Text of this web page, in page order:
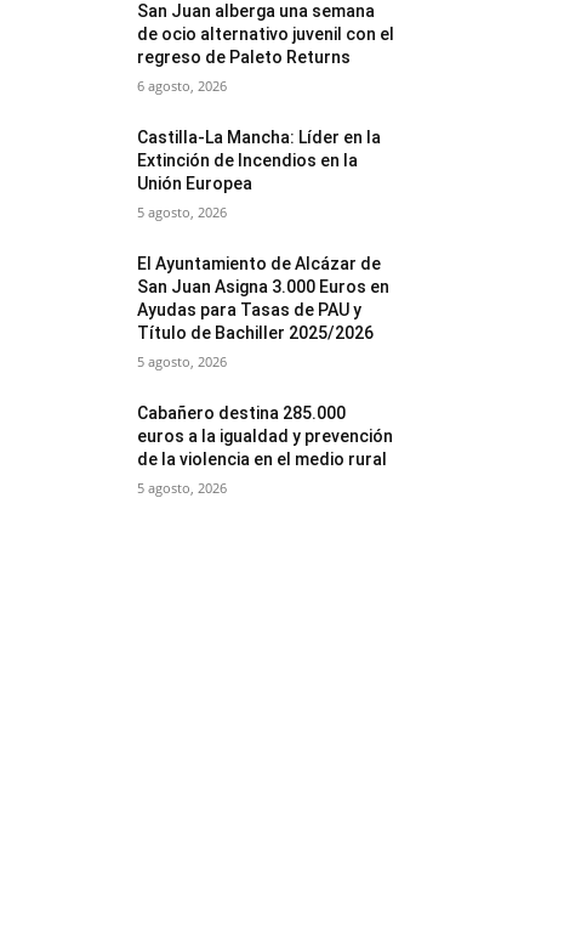
San Juan alberga una semana
de ocio alternativo juvenil con el
regreso de Paleto Returns
6 agosto, 2026
Castilla-La Mancha: Líder en la
Extinción de Incendios en la
Unión Europea
5 agosto, 2026
El Ayuntamiento de Alcázar de
San Juan Asigna 3.000 Euros en
Ayudas para Tasas de PAU y
Título de Bachiller 2025/2026
5 agosto, 2026
Cabañero destina 285.000
euros a la igualdad y prevención
de la violencia en el medio rural
5 agosto, 2026